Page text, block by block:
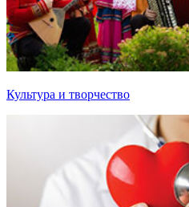
Культура и творчество